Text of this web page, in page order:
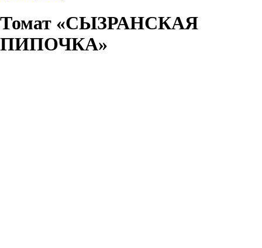
Томат «СЫЗРАНСКАЯ
ПИПОЧКА»